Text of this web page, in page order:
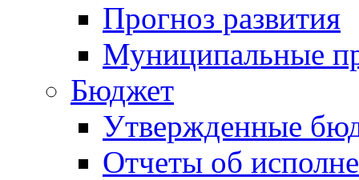
Прогноз развития
Муниципальные
Бюджет
Утвержденные
Отчеты об